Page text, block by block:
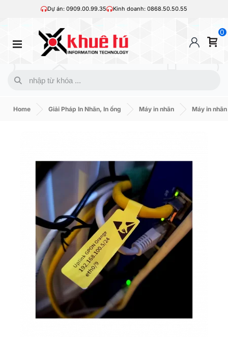
Dự án: 0909.00.99.35 Kinh doanh: 0868.50.50.55
0
Home Giải Pháp In Nhãn, In ống Máy in nhãn Máy in